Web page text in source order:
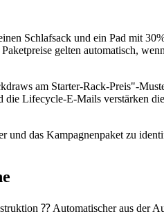
Schlafsack und ein Pad mit
gelten automatisch,
am Starter-Rack-Preis"-
Lifecycle-E-Mails verstärken
und das Kampagnenpaket zu
⁇ Automatischer aus der